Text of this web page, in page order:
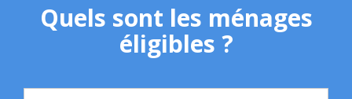
Quels sont les ménages
éligibles ?